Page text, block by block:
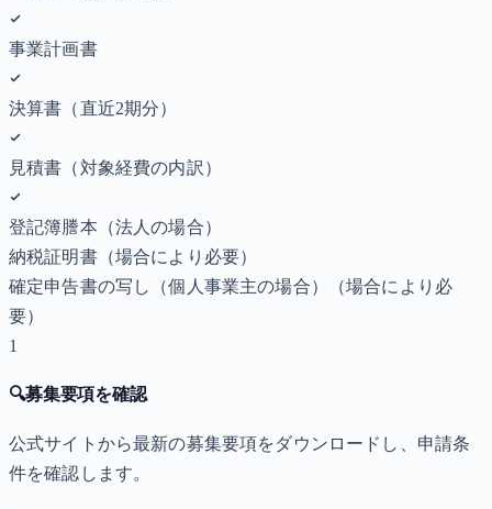
事業計画書
決算書（直近2期分）
見積書（対象経費の内訳）
登記簿謄本（法人の場合）
納税証明書（場合により必要）
確定申告書の写し（個人事業主の場合）
（場合により必
要）
1
🔍募集要項を確認
公式サイトから最新の募集要項をダウンロードし、申請条
件を確認します。